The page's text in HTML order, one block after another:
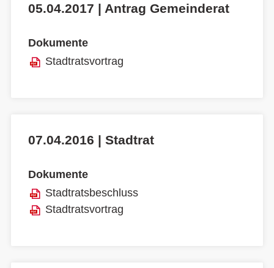
05.04.2017 | Antrag Gemeinderat
Dokumente
Stadtratsvortrag
07.04.2016 | Stadtrat
Dokumente
Stadtratsbeschluss
Stadtratsvortrag